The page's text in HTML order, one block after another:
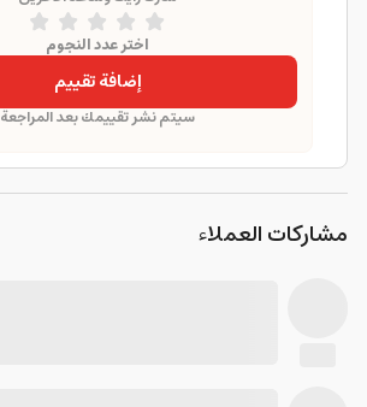
اختر عدد النجوم
إضافة تقييم
سيتم نشر تقييمك بعد المراجعة
مشاركات العملاء